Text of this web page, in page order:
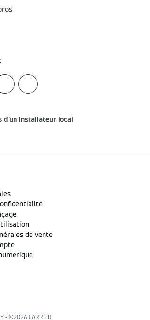
d'un installateur local
de vente
- ©️2026 CARRIER